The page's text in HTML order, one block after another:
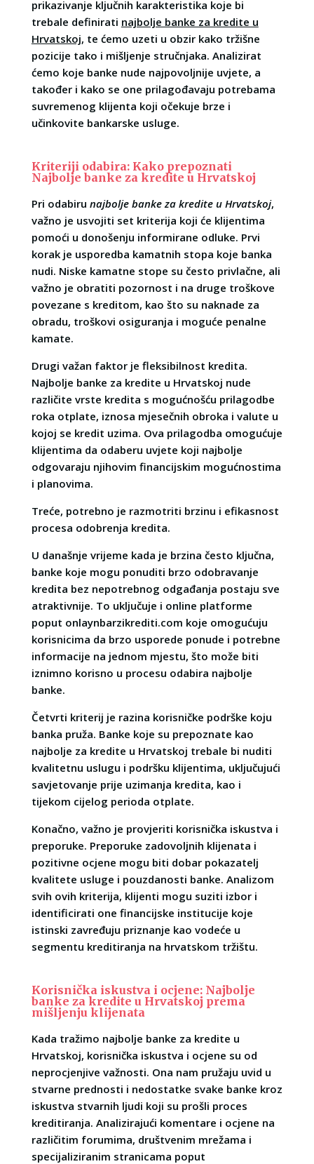
prikazivanje ključnih karakteristika koje bi
trebale definirati najbolje banke za kredite u
Hrvatskoj, te ćemo uzeti u obzir kako tržišne
pozicije tako i mišljenje stručnjaka. Analizirat
ćemo koje banke nude najpovoljnije uvjete, a
također i kako se one prilagođavaju potrebama
suvremenog klijenta koji očekuje brze i
učinkovite bankarske usluge.
Kriteriji odabira: Kako prepoznati
Najbolje banke za kredite u Hrvatskoj
Pri odabiru najbolje banke za kredite u Hrvatskoj,
važno je usvojiti set kriterija koji će klijentima
pomoći u donošenju informirane odluke. Prvi
korak je usporedba kamatnih stopa koje banka
nudi. Niske kamatne stope su često privlačne, ali
važno je obratiti pozornost i na druge troškove
povezane s kreditom, kao što su naknade za
obradu, troškovi osiguranja i moguće penalne
kamate.
Drugi važan faktor je fleksibilnost kredita.
Najbolje banke za kredite u Hrvatskoj nude
različite vrste kredita s mogućnošću prilagodbe
roka otplate, iznosa mjesečnih obroka i valute u
kojoj se kredit uzima. Ova prilagodba omogućuje
klijentima da odaberu uvjete koji najbolje
odgovaraju njihovim financijskim mogućnostima
i planovima.
Treće, potrebno je razmotriti brzinu i efikasnost
procesa odobrenja kredita.
U današnje vrijeme kada je brzina često ključna,
banke koje mogu ponuditi brzo odobravanje
kredita bez nepotrebnog odgađanja postaju sve
atraktivnije. To uključuje i online platforme
poput onlaynbarzikrediti.com koje omogućuju
korisnicima da brzo usporede ponude i potrebne
informacije na jednom mjestu, što može biti
iznimno korisno u procesu odabira najbolje
banke.
Četvrti kriterij je razina korisničke podrške koju
banka pruža. Banke koje su prepoznate kao
najbolje za kredite u Hrvatskoj trebale bi nuditi
kvalitetnu uslugu i podršku klijentima, uključujući
savjetovanje prije uzimanja kredita, kao i
tijekom cijelog perioda otplate.
Konačno, važno je provjeriti korisnička iskustva i
preporuke. Preporuke zadovoljnih klijenata i
pozitivne ocjene mogu biti dobar pokazatelj
kvalitete usluge i pouzdanosti banke. Analizom
svih ovih kriterija, klijenti mogu suziti izbor i
identificirati one financijske institucije koje
istinski zavređuju priznanje kao vodeće u
segmentu kreditiranja na hrvatskom tržištu.
Korisnička iskustva i ocjene: Najbolje
banke za kredite u Hrvatskoj prema
mišljenju klijenata
Kada tražimo najbolje banke za kredite u
Hrvatskoj, korisnička iskustva i ocjene su od
neprocjenjive važnosti. Ona nam pružaju uvid u
stvarne prednosti i nedostatke svake banke kroz
iskustva stvarnih ljudi koji su prošli proces
kreditiranja. Analizirajući komentare i ocjene na
različitim forumima, društvenim mrežama i
specijaliziranim stranicama poput